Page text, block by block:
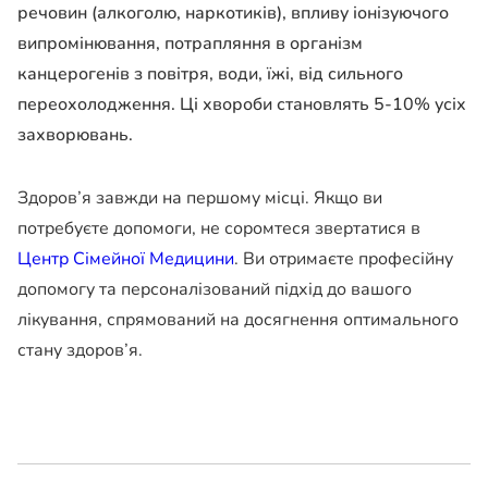
речовин (алкоголю, наркотиків), впливу іонізуючого
випромінювання, потрапляння в організм
канцерогенів з повітря, води, їжі, від сильного
переохолодження. Ці хвороби становлять 5-10% усіх
захворювань.
Здоров’я завжди на першому місці. Якщо ви
потребуєте допомоги, не соромтеся звертатися в
Центр Сімейної Медицини. Ви отримаєте професійну
допомогу та персоналізований підхід до вашого
лікування, спрямований на досягнення оптимального
стану здоров’я.